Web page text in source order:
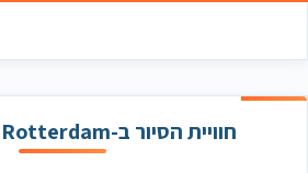
חוויית הסיור ב-Splashtour Rotterdam